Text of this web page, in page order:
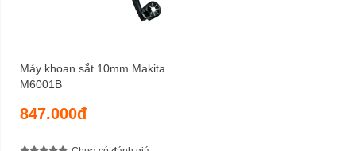
Máy khoan sắt 10mm Makita
M6001B
847.000đ